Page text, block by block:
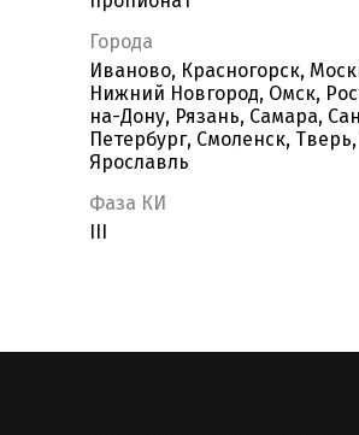
Города
Иваново, Красногорск,
Нижний Новгород, Омск,
на-Дону, Рязань, Самара,
Петербург, Смоленск,
Ярославль
Фаза КИ